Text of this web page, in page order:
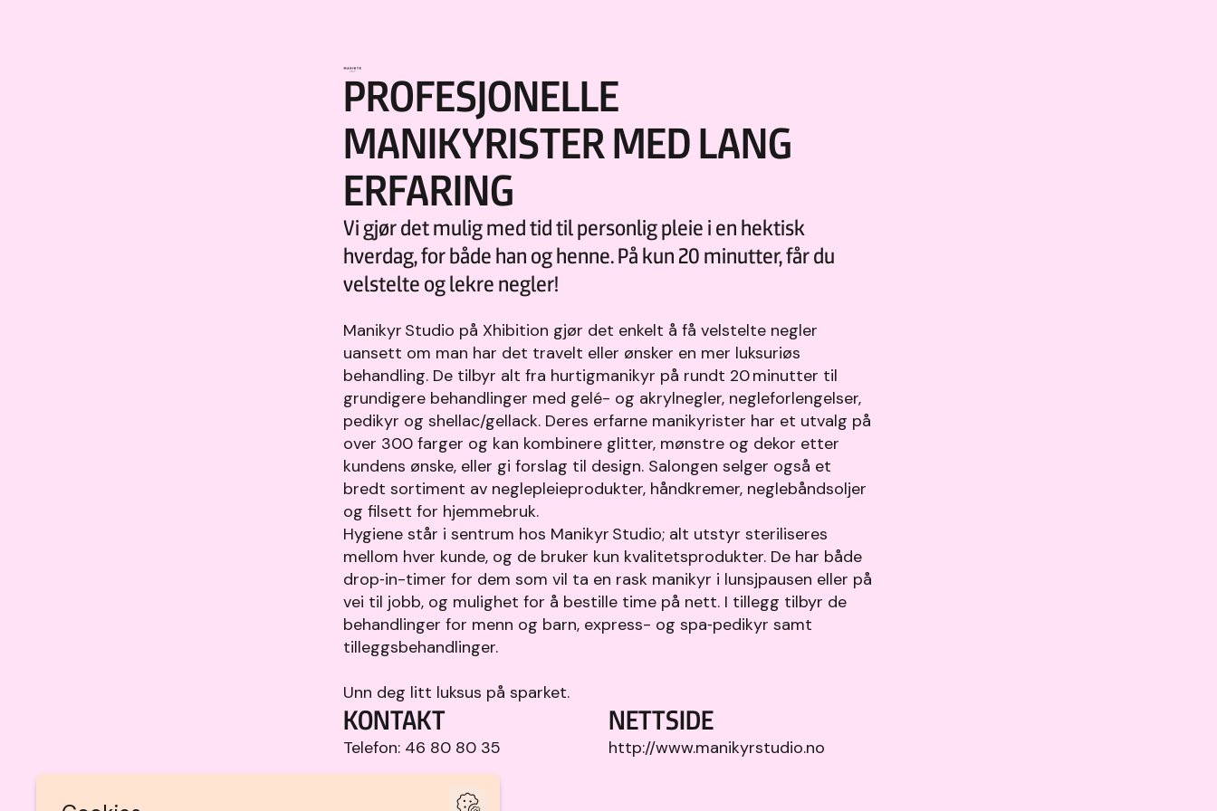
PROFESJONELLE
MANIKYRISTER MED LANG
ERFARING
Vi gjør det mulig med tid til personlig pleie i en hektisk
hverdag, for både han og henne. På kun 20 minutter, får du
velstelte og lekre negler!
Manikyr Studio på Xhibition gjør det enkelt å få velstelte negler
uansett om man har det travelt eller ønsker en mer luksuriøs
behandling. De tilbyr alt fra hurtigmanikyr på rundt 20 minutter til
grundigere behandlinger med gelé- og akrylnegler, negleforlengelser,
pedikyr og shellac/gellack. Deres erfarne manikyrister har et utvalg på
over 300 farger og kan kombinere glitter, mønstre og dekor etter
kundens ønske, eller gi forslag til design. Salongen selger også et
bredt sortiment av neglepleieprodukter, håndkremer, neglebåndsoljer
og filsett for hjemmebruk.
Hygiene står i sentrum hos Manikyr Studio; alt utstyr steriliseres
mellom hver kunde, og de bruker kun kvalitetsprodukter. De har både
drop‑in-timer for dem som vil ta en rask manikyr i lunsjpausen eller på
vei til jobb, og mulighet for å bestille time på nett. I tillegg tilbyr de
behandlinger for menn og barn, express- og spa‑pedikyr samt
tilleggsbehandlinger.
Unn deg litt luksus på sparket.
KONTAKT
Telefon: 46 80 80 35
NETTSIDE
http://www.manikyrstudio.no